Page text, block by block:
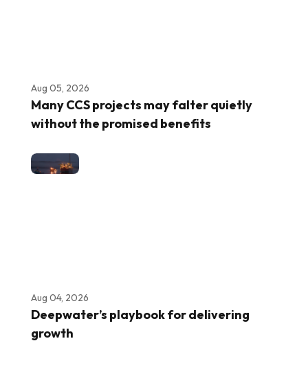
Aug 05, 2026
Many CCS projects may falter quietly
without the promised benefits
Aug 04, 2026
Deepwater’s playbook for delivering
growth